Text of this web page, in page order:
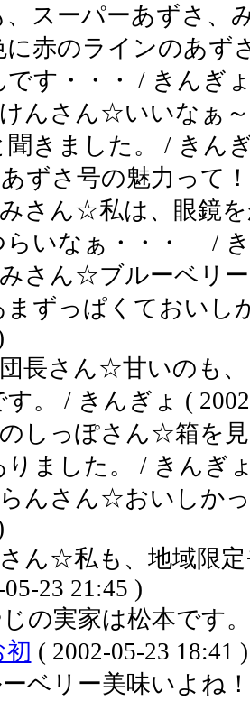
、スーパーあずさ、
に赤のラインのあず
す・・・ / きんぎ
んさん☆いいなぁ
聞きました。 / きん
ずさ号の魅力って
さん☆私は、眼鏡
らいなぁ・・・ / き
さん☆ブルーベリ
まずっぱくておい
長さん☆甘いのも
。 / きんぎょ (
しっぽさん☆箱を
りました。 / きんぎ
んさん☆おいしかっ
ん☆私も、地域限
23 21:45 )
の実家は松本です
初 ( 2002-05-23 18:41 )
ベリー美味いよね